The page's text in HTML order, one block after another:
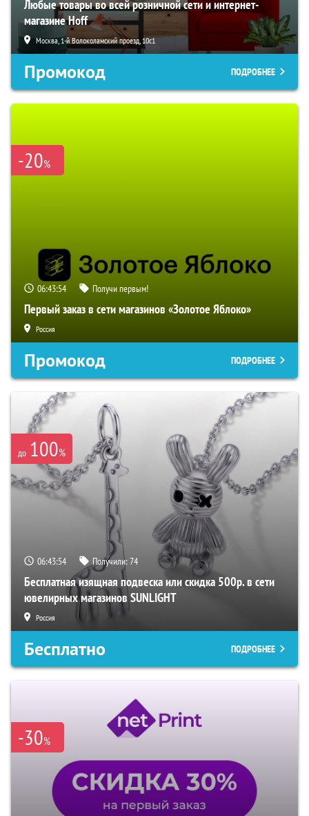
Любые товары во всей розничной сети и интернет-
магазине Hoff
Москва, 1-й Волоколамский проезд, 10с1
Промокод ПОДРОБНЕЕ
-20%
06:43:53 Получи первым!
Первый заказ в сети магазинов «Золотое Яблоко»
Россия
Промокод ПОДРОБНЕЕ
до 100%
06:43:53 Получили:74
Бесплатная изящная подвеска или скидка 500р. в сети
ювелирных магазинов SUNLIGHT
Россия
Бесплатно ПОДРОБНЕЕ
-30%